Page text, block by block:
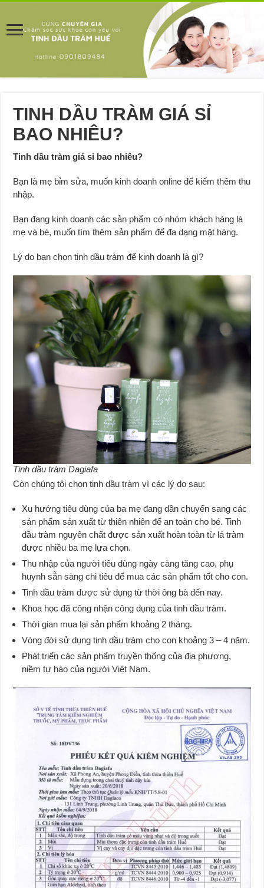
TINH DẦU TRÀM GIÁ SỈ
BAO NHIÊU?
Tinh dầu tràm giá sỉ bao nhiêu?
Bạn là mẹ bỉm sửa, muốn kinh doanh online để kiếm thêm thu
nhập.
Bạn đang kinh doanh các sản phẩm có nhóm khách hàng là
mẹ và bé, muốn tìm thêm sản phẩm để đa dạng mặt hàng.
Lý do bạn chọn tinh dầu tràm để kinh doanh là gì?
Tinh dầu tràm Dagiafa
Còn chúng tôi chọn tinh dầu tràm vì các lý do sau:
Xu hướng tiêu dùng của ba mẹ đang dần chuyển sang các
sản phẩm sản xuất từ thiên nhiên để an toàn cho bé. Tinh
dầu tràm nguyên chất được sản xuất hoàn toàn từ lá tràm
được nhiều ba mẹ lựa chọn.
Thu nhập của người tiêu dùng ngày càng tăng cao, phụ
huynh sẵn sàng chi tiêu để mua các sản phẩm tốt cho con.
Tinh dầu tràm được sử dụng từ thời ông bà đến nay.
Khoa học đã công nhận công dụng của tinh dầu tràm.
Thời gian mua lại sản phẩm khoảng 2 tháng.
Vòng đời sử dụng tinh dầu tràm cho con khoảng 3 – 4 năm.
Phát triển các sản phẩm truyền thống của địa phương,
niềm tự hào của người Việt Nam.